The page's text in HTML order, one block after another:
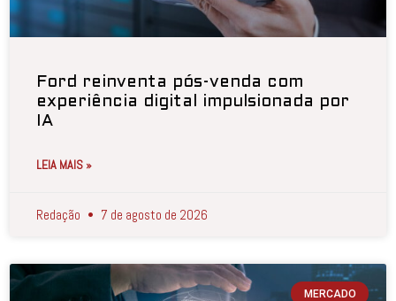
Ford reinventa pós-venda com
experiência digital impulsionada por
IA
LEIA MAIS »
Redação 7 de agosto de 2026
MERCADO